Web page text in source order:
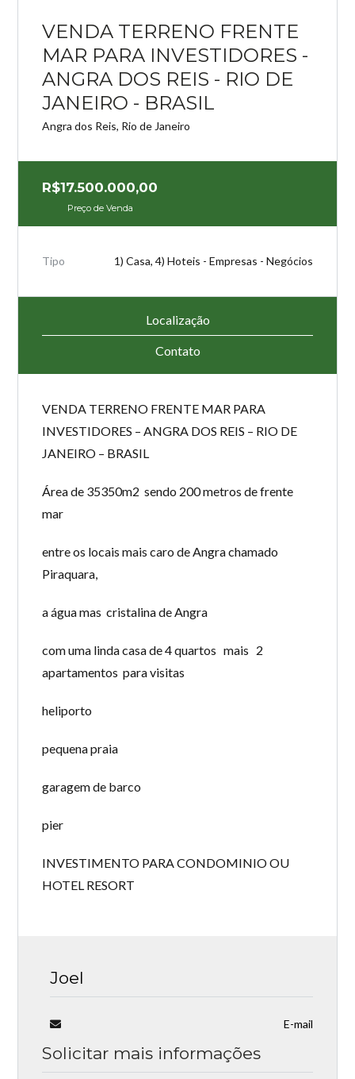
Perdeu sua senha?
imóvel? CADASTRE-SE
VENDA TERRENO FRENTE
MAR PARA INVESTIDORES -
ANGRA DOS REIS - RIO DE
JANEIRO - BRASIL
Angra dos Reis, Rio de Janeiro
R$17.500.000,00
Preço de Venda
Tipo 1) Casa, 4) Hoteis - Empresas - Negócios
Localização
Contato
VENDA TERRENO FRENTE MAR PARA
INVESTIDORES – ANGRA DOS REIS – RIO DE
JANEIRO – BRASIL
Área de 35350m2 sendo 200 metros de frente
mar
entre os locais mais caro de Angra chamado
Piraquara,
a água mas cristalina de Angra
com uma linda casa de 4 quartos mais 2
apartamentos para visitas
heliporto
pequena praia
garagem de barco
pier
INVESTIMENTO PARA CONDOMINIO OU
HOTEL RESORT
Joel
E-mail
Solicitar mais informações